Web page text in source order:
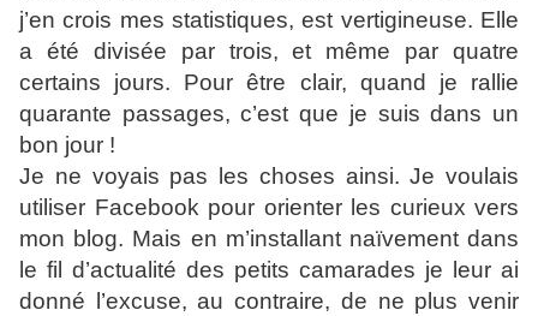
j’en crois mes statistiques, est vertigineuse. Elle
a été divisée par trois, et même par quatre
certains jours. Pour être clair, quand je rallie
quarante passages, c’est que je suis dans un
bon jour !
Je ne voyais pas les choses ainsi. Je voulais
utiliser Facebook pour orienter les curieux vers
mon blog. Mais en m’installant naïvement dans
le fil d’actualité des petits camarades je leur ai
donné l’excuse, au contraire, de ne plus venir